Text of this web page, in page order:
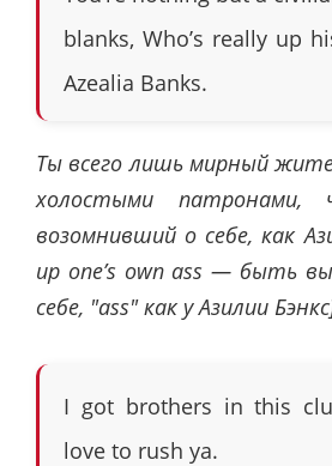
blanks, Who’s really up
Azealia Banks.
Ты всего лишь мирный
холостыми патронами,
возомнивший о себе, как
up one’s own ass — быть
себе, "ass" как у Азилии
I got brothers in this
love to rush ya.